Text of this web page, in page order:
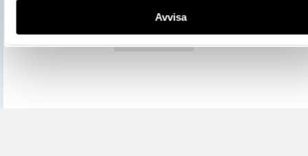
Avvisa